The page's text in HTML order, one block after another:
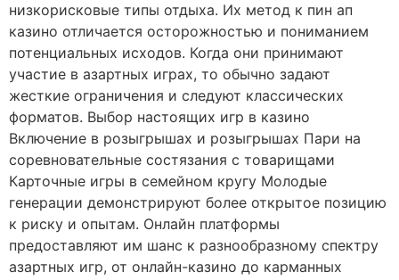
низкорисковые типы отдыха. Их метод к пин ап
казино отличается осторожностью и пониманием
потенциальных исходов. Когда они принимают
участие в азартных играх, то обычно задают
жесткие ограничения и следуют классических
форматов. Выбор настоящих игр в казино
Включение в розыгрышах и розыгрышах Пари на
соревновательные состязания с товарищами
Карточные игры в семейном кругу Молодые
генерации демонстрируют более открытое позицию
к риску и опытам. Онлайн платформы
предоставляют им шанс к разнообразному спектру
азартных игр, от онлайн-казино до карманных